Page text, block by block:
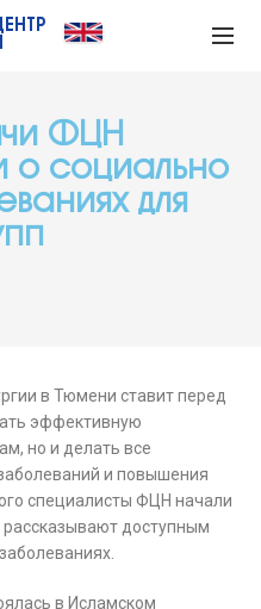
ФЦН
о социально
для
в Тюмени ставит перед
эффективную
но и делать все
и повышения
специалисты ФЦН начали
рассказывают доступным
в Исламском